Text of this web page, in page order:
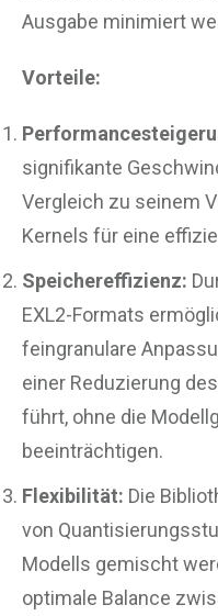
Ausgabe minimiert
Vorteile:
signifikante
Vergleich zu seinem
Kernels für eine
Speichereffizienz:
EXL2-Formats
feingranulare
einer Reduzierung
führt, ohne die
beeinträchtigen.
Flexibilität: Die
von
Modells gemischt
optimale Balance